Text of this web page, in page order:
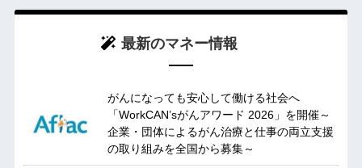
最新のマネー情報
がんになっても安心して働ける社会へ
「WorkCAN’sがんアワード 2026」を開催～
企業・団体によるがん治療と仕事の両立支援
の取り組みを全国から募集～